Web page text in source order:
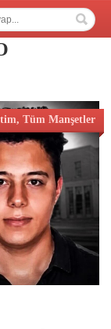
, Tüm Manşetler